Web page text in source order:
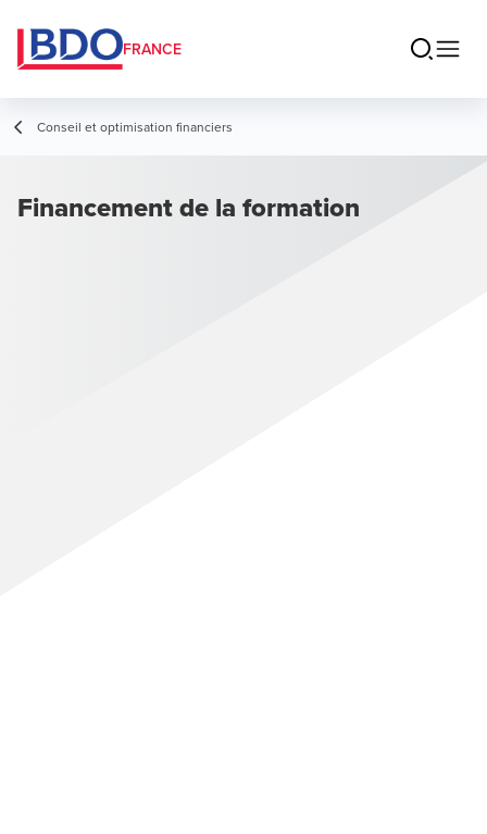
FRANCE
Conseil et optimisation financiers
Financement de la formation